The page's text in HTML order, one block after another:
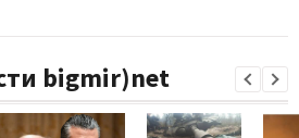
bigmir)net